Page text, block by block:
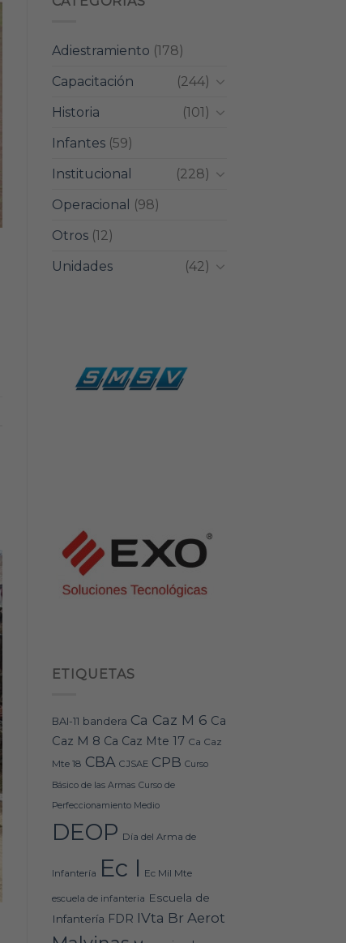
Adiestramiento (178)
Capacitación
(244)
Historia
(101)
Infantes(59)
Institucional
(228)
Operacional
(98)
Otros(12)
Unidades
(42)
ETIQUETAS
BAI-11 bandera Ca Caz M 6 Ca
Caz M 8 Ca Caz Mte 17 Ca Caz
Mte 18 CBA CJSAE CPB Curso
Básico de las Armas Curso de
Perfeccionamiento Medio
DEOP Día del Arma de
Infantería Ec I Ec Mil Mte
escuela de infanteria Escuela de
Infantería FDR IVta Br Aerot